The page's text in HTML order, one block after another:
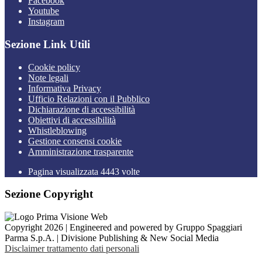
Youtube
Instagram
Sezione Link Utili
Cookie policy
Note legali
Informativa Privacy
Ufficio Relazioni con il Pubblico
Dichiarazione di accessibilità
Obiettivi di accessibilità
Whistleblowing
Gestione consensi cookie
Amministrazione trasparente
Pagina visualizzata 4443 volte
Sezione Copyright
Copyright 2026 | Engineered and powered by Gruppo Spaggiari
Parma S.p.A. | Divisione Publishing & New Social Media
Disclaimer trattamento dati personali